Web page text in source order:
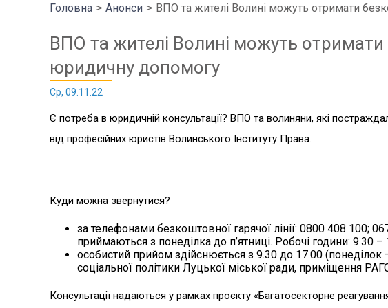
Головна Анонси ВПО та жителі Волині можуть отримати
ВПО та жителі Волині можуть
юридичну допомогу
Ср, 09.11.22
Є потреба в юридичній консультації? ВПО та волиняни, які
від професійних юристів Волинського Інституту Права.
Куди можна звернутися?
за телефонами безкоштовної гарячої лінії: 0800 408 100;
приймаються з понеділка до п’ятниці. Робочі години: 9.30 –
особистий прийом здійснюється з 9.30 до 17.00
соціальної політики Луцької міської ради, приміщення
Консультації надаються у рамках проєкту «Багатосекторне